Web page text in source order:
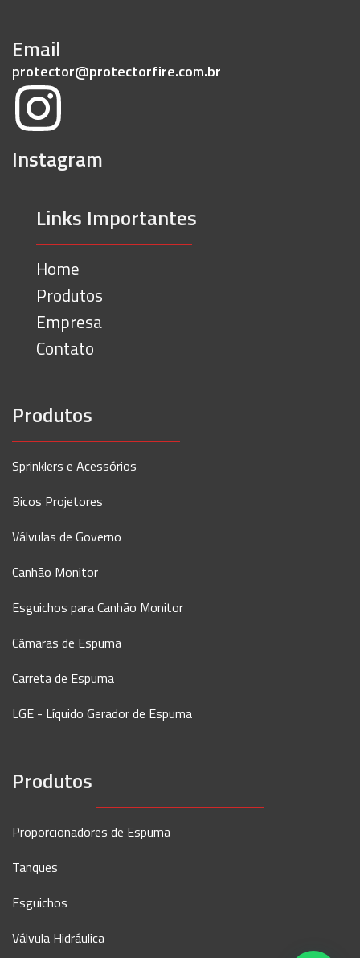
Email
protector@protectorfire.com.br
Instagram
Links Importantes
Home
Produtos
Empresa
Contato
Produtos
Sprinklers e Acessórios
Bicos Projetores
Válvulas de Governo
Canhão Monitor
Esguichos para Canhão Monitor
Câmaras de Espuma
Carreta de Espuma
LGE - Líquido Gerador de Espuma
Produtos
Proporcionadores de Espuma
Tanques
Esguichos
Válvula Hidráulica